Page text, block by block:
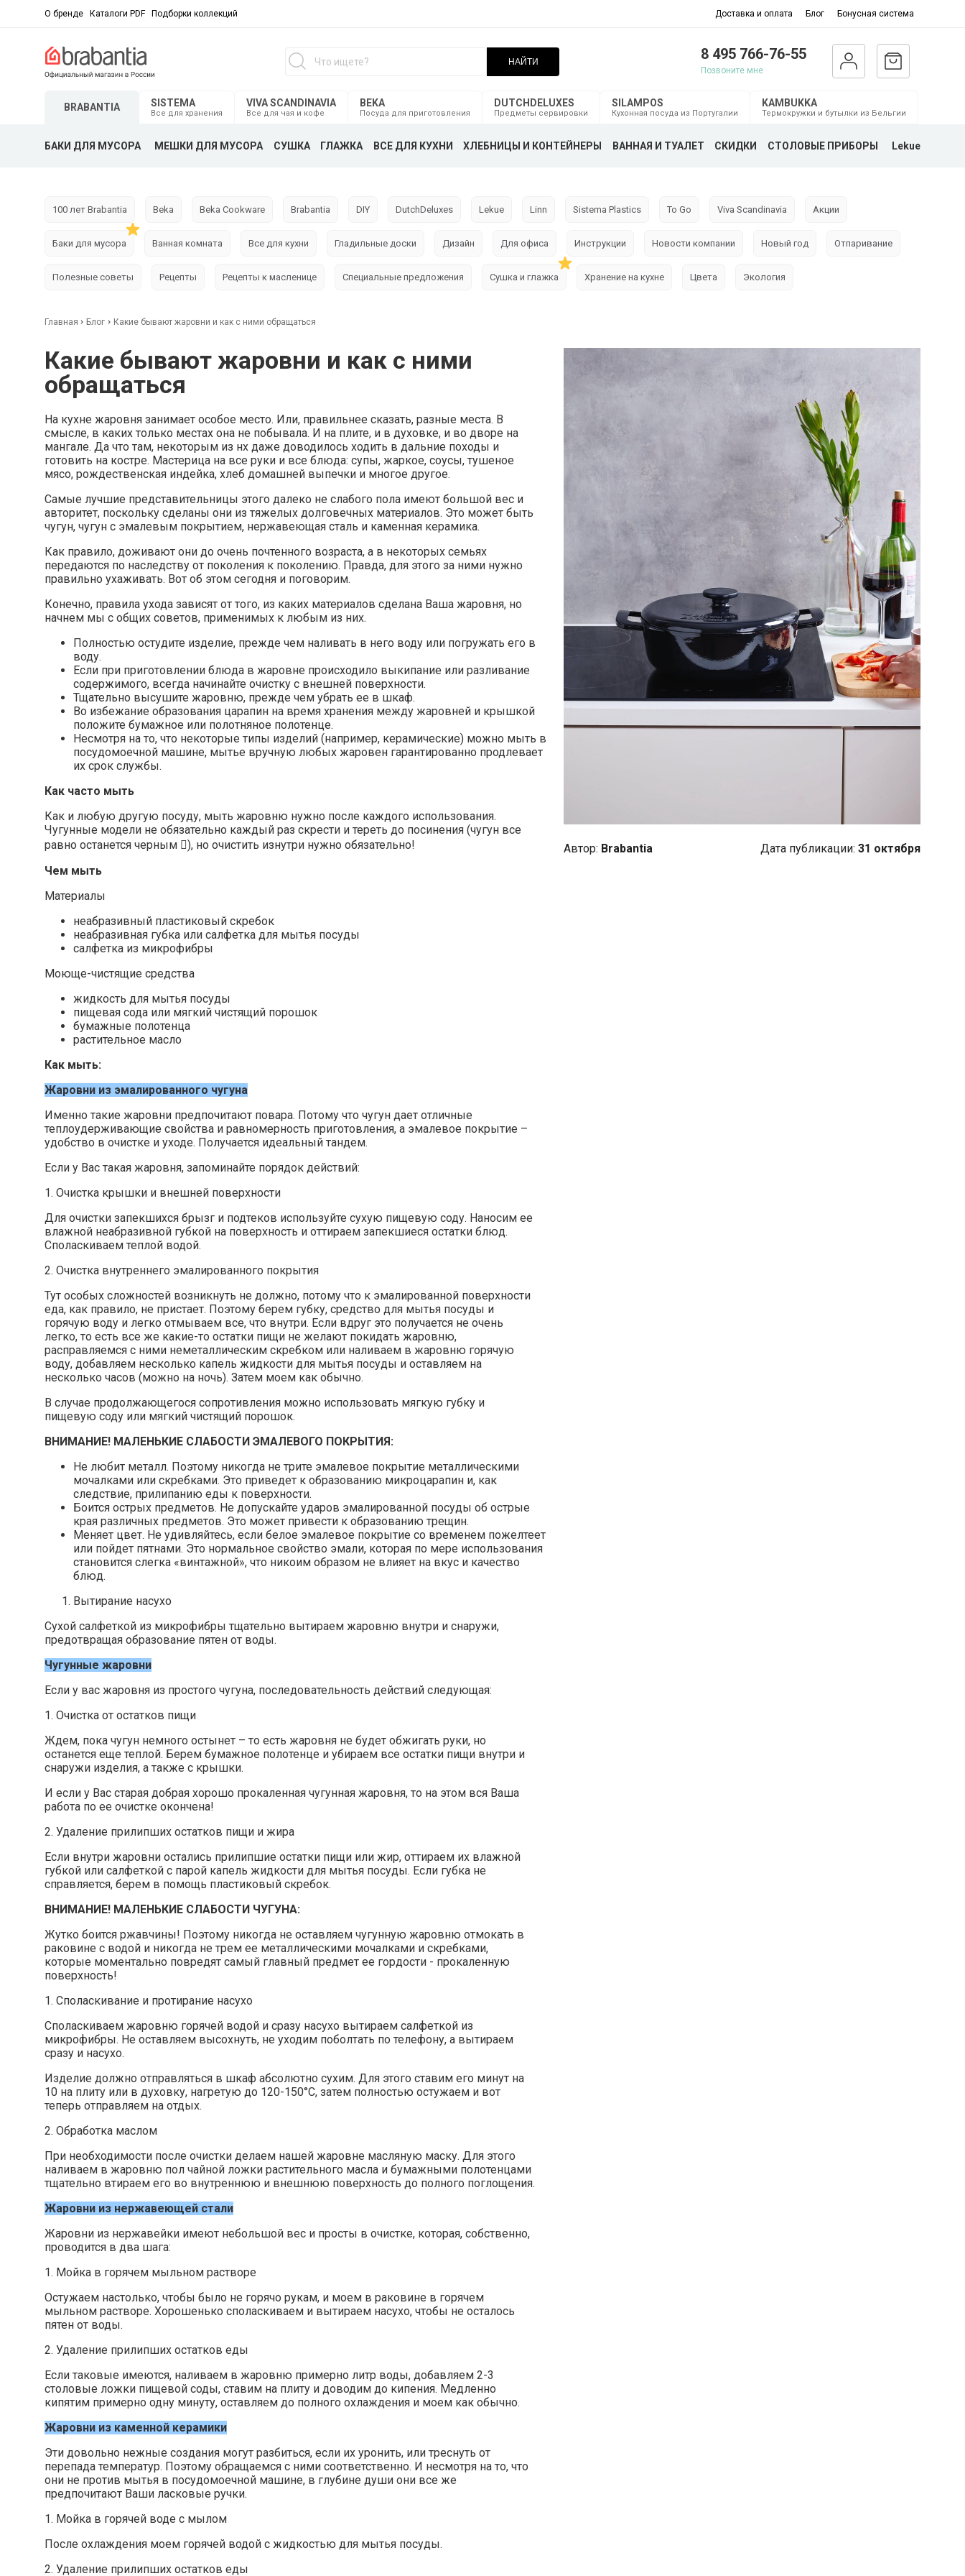
О бренде Каталоги PDF Подборки коллекций Доставка и оплата Блог Бонусная система
НАЙТИ 8 495 766-76-55
Позвоните мне
BRABANTIA SISTEMA
Все для хранения
VIVA SCANDINAVIA
Все для чая и кофе
BEKA
Посуда для приготовления
DUTCHDELUXES
Предметы сервировки
SILAMPOS
Кухонная посуда из Португалии
KAMBUKKA
Термокружки и бутылки из Бельгии
БАКИ ДЛЯ МУСОРА МЕШКИ ДЛЯ МУСОРА СУШКА ГЛАЖКА ВСЕ ДЛЯ КУХНИ ХЛЕБНИЦЫ И КОНТЕЙНЕРЫ ВАННАЯ И ТУАЛЕТ СКИДКИ СТОЛОВЫЕ ПРИБОРЫ Lekue
100 лет Brabantia Beka Beka Cookware Brabantia DIY DutchDeluxes Lekue Linn Sistema Plastics To Go Viva Scandinavia Акции
Баки для мусора Ванная комната Все для кухни Гладильные доски Дизайн Для офиса Инструкции Новости компании Новый год Отпаривание
Полезные советы Рецепты Рецепты к масленице Специальные предложения Сушка и глажка Хранение на кухне Цвета Экология
Главная Блог Какие бывают жаровни и как с ними обращаться
Какие бывают жаровни и как с ними
обращаться
На кухне жаровня занимает особое место. Или, правильнее сказать, разные места. В
смысле, в каких только местах она не побывала. И на плите, и в духовке, и во дворе на
мангале. Да что там, некоторым из нх даже доводилось ходить в дальние походы и
готовить на костре. Мастерица на все руки и все блюда: супы, жаркое, соусы, тушеное
мясо, рождественская индейка, хлеб домашней выпечки и многое другое.
Самые лучшие представительницы этого далеко не слабого пола имеют большой вес и
авторитет, поскольку сделаны они из тяжелых долговечных материалов. Это может быть
чугун, чугун с эмалевым покрытием, нержавеющая сталь и каменная керамика.
Как правило, доживают они до очень почтенного возраста, а в некоторых семьях
передаются по наследству от поколения к поколению. Правда, для этого за ними нужно
правильно ухаживать. Вот об этом сегодня и поговорим.
Конечно, правила ухода зависят от того, из каких материалов сделана Ваша жаровня, но
начнем мы с общих советов, применимых к любым из них.
Полностью остудите изделие, прежде чем наливать в него воду или погружать его в
воду.
Если при приготовлении блюда в жаровне происходило выкипание или разливание
содержимого, всегда начинайте очистку с внешней поверхности.
Тщательно высушите жаровню, прежде чем убрать ее в шкаф.
Во избежание образования царапин на время хранения между жаровней и крышкой
положите бумажное или полотняное полотенце.
Несмотря на то, что некоторые типы изделий (например, керамические) можно мыть в
посудомоечной машине, мытье вручную любых жаровен гарантированно продлевает
их срок службы.
Как часто мыть
Как и любую другую посуду, мыть жаровню нужно после каждого использования.
Чугунные модели не обязательно каждый раз скрести и тереть до посинения (чугун все
равно останется черным ), но очистить изнутри нужно обязательно!
Чем мыть
Материалы
неабразивный пластиковый скребок
неабразивная губка или салфетка для мытья посуды
салфетка из микрофибры
Моюще-чистящие средства
жидкость для мытья посуды
пищевая сода или мягкий чистящий порошок
бумажные полотенца
растительное масло
Как мыть:
Жаровни из эмалированного чугуна
Именно такие жаровни предпочитают повара. Потому что чугун дает отличные
теплоудерживающие свойства и равномерность приготовления, а эмалевое покрытие –
удобство в очистке и уходе. Получается идеальный тандем.
Если у Вас такая жаровня, запоминайте порядок действий:
1. Очистка крышки и внешней поверхности
Для очистки запекшихся брызг и подтеков используйте сухую пищевую соду. Наносим ее
влажной неабразивной губкой на поверхность и оттираем запекшиеся остатки блюд.
Споласкиваем теплой водой.
2. Очистка внутреннего эмалированного покрытия
Тут особых сложностей возникнуть не должно, потому что к эмалированной поверхности
еда, как правило, не пристает. Поэтому берем губку, средство для мытья посуды и
горячую воду и легко отмываем все, что внутри. Если вдруг это получается не очень
легко, то есть все же какие-то остатки пищи не желают покидать жаровню,
расправляемся с ними неметаллическим скребком или наливаем в жаровню горячую
воду, добавляем несколько капель жидкости для мытья посуды и оставляем на
несколько часов (можно на ночь). Затем моем как обычно.
В случае продолжающегося сопротивления можно использовать мягкую губку и
пищевую соду или мягкий чистящий порошок.
ВНИМАНИЕ! МАЛЕНЬКИЕ СЛАБОСТИ ЭМАЛЕВОГО ПОКРЫТИЯ:
Не любит металл. Поэтому никогда не трите эмалевое покрытие металлическими
мочалками или скребками. Это приведет к образованию микроцарапин и, как
следствие, прилипанию еды к поверхности.
Боится острых предметов. Не допускайте ударов эмалированной посуды об острые
края различных предметов. Это может привести к образованию трещин.
Меняет цвет. Не удивляйтесь, если белое эмалевое покрытие со временем пожелтеет
или пойдет пятнами. Это нормальное свойство эмали, которая по мере использования
становится слегка «винтажной», что никоим образом не влияет на вкус и качество
блюд.
Вытирание насухо
Сухой салфеткой из микрофибры тщательно вытираем жаровню внутри и снаружи,
предотвращая образование пятен от воды.
Чугунные жаровни
Если у вас жаровня из простого чугуна, последовательность действий следующая:
1. Очистка от остатков пищи
Ждем, пока чугун немного остынет – то есть жаровня не будет обжигать руки, но
останется еще теплой. Берем бумажное полотенце и убираем все остатки пищи внутри и
снаружи изделия, а также с крышки.
И если у Вас старая добрая хорошо прокаленная чугунная жаровня, то на этом вся Ваша
работа по ее очистке окончена!
2. Удаление прилипших остатков пищи и жира
Если внутри жаровни остались прилипшие остатки пищи или жир, оттираем их влажной
губкой или салфеткой с парой капель жидкости для мытья посуды. Если губка не
справляется, берем в помощь пластиковый скребок.
ВНИМАНИЕ! МАЛЕНЬКИЕ СЛАБОСТИ ЧУГУНА:
Жутко боится ржавчины! Поэтому никогда не оставляем чугунную жаровню отмокать в
раковине с водой и никогда не трем ее металлическими мочалками и скребками,
которые моментально повредят самый главный предмет ее гордости - прокаленную
поверхность!
1. Споласкивание и протирание насухо
Споласкиваем жаровню горячей водой и сразу насухо вытираем салфеткой из
микрофибры. Не оставляем высохнуть, не уходим поболтать по телефону, а вытираем
сразу и насухо.
Изделие должно отправляться в шкаф абсолютно сухим. Для этого ставим его минут на
10 на плиту или в духовку, нагретую до 120-150°С, затем полностью остужаем и вот
теперь отправляем на отдых.
2. Обработка маслом
При необходимости после очистки делаем нашей жаровне масляную маску. Для этого
наливаем в жаровню пол чайной ложки растительного масла и бумажными полотенцами
тщательно втираем его во внутреннюю и внешнюю поверхность до полного поглощения.
Жаровни из нержавеющей стали
Жаровни из нержавейки имеют небольшой вес и просты в очистке, которая, собственно,
проводится в два шага:
1. Мойка в горячем мыльном растворе
Остужаем настолько, чтобы было не горячо рукам, и моем в раковине в горячем
мыльном растворе. Хорошенько споласкиваем и вытираем насухо, чтобы не осталось
пятен от воды.
2. Удаление прилипших остатков еды
Если таковые имеются, наливаем в жаровню примерно литр воды, добавляем 2-3
столовые ложки пищевой соды, ставим на плиту и доводим до кипения. Медленно
кипятим примерно одну минуту, оставляем до полного охлаждения и моем как обычно.
Жаровни из каменной керамики
Эти довольно нежные создания могут разбиться, если их уронить, или треснуть от
перепада температур. Поэтому обращаемся с ними соответственно. И несмотря на то, что
они не против мытья в посудомоечной машине, в глубине души они все же
предпочитают Ваши ласковые ручки.
1. Мойка в горячей воде с мылом
После охлаждения моем горячей водой с жидкостью для мытья посуды.
2. Удаление прилипших остатков еды
Автор: Brabantia Дата публикации: 31 октября